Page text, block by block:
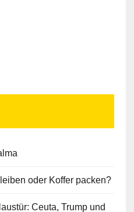
oder Koffer packen?
Ceuta, Trump und